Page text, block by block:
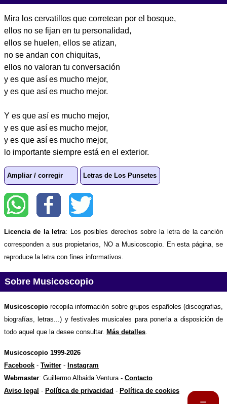
Mira los cervatillos que corretean por el bosque,
ellos no se fijan en tu personalidad,
ellos se huelen, ellos se atizan,
no se andan con chiquitas,
ellos no valoran tu conversación
y es que así es mucho mejor,
y es que así es mucho mejor.
Y es que así es mucho mejor,
y es que así es mucho mejor,
y es que así es mucho mejor,
lo importante siempre está en el exterior.
Ampliar / corregir Letras de Los Punsetes
Licencia de la letra: Los posibles derechos sobre la letra de la canción
corresponden a sus propietarios, NO a Musicoscopio. En esta página, se
reproduce la letra con fines informativos.
Sobre Musicoscopio
Musicoscopio recopila información sobre grupos españoles (discografias,
biografías, letras...) y festivales musicales para ponerla a disposición de
todo aquel que la desee consultar. Más detalles
Musicoscopio 1999-2026
Facebook - Twitter - Instagram
Webmaster: Guillermo Albaida Ventura - Contacto
Aviso legal - Política de privacidad - Política de cookies